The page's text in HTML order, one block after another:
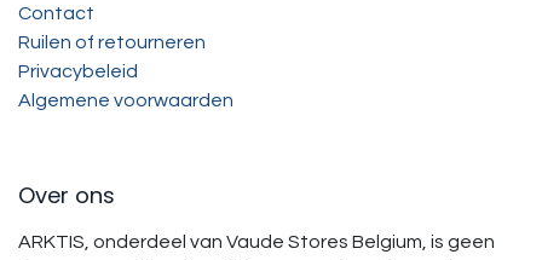
Contact
Ruilen of retourneren
Privacybeleid
Algemene voorwaarden
Over ons
ARKTIS, onderdeel van Vaude Stores Belgium, is geen